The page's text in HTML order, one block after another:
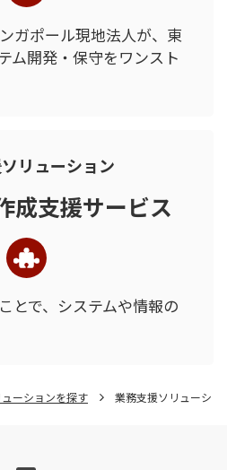
ガポール現地法人が、 東
ム開発・保守をワンスト
リューション
成支援サービス
とで、 システムや情報の
ーションを探す 業務支援ソリューショ